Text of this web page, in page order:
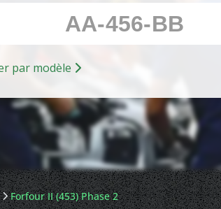
Rechercher par modèle
Forfour II (453) Phase 2